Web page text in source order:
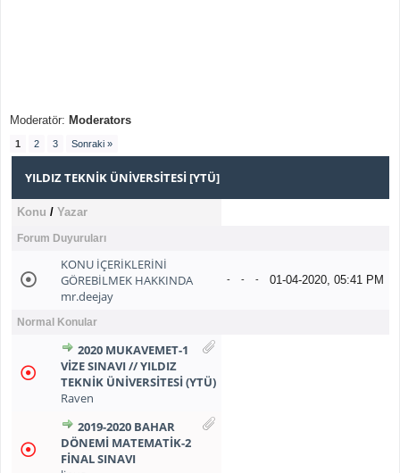
Moderatör: Moderators
1 2 3 Sonraki »
YILDIZ TEKNIK ÜNIVERSITESI [YTÜ]
Konu / Yazar
Forum Duyuruları
KONU İÇERİKLERİNİ
GÖREBİLMEK HAKKINDA
mr.deejay
- - - 01-04-2020, 05:41 PM
Normal Konular
2020 MUKAVEMET-1
VİZE SINAVI // YILDIZ
TEKNİK ÜNİVERSİTESİ (YTÜ)
Raven
2019-2020 BAHAR
DÖNEMI MATEMATIK-2
FINAL SINAVI